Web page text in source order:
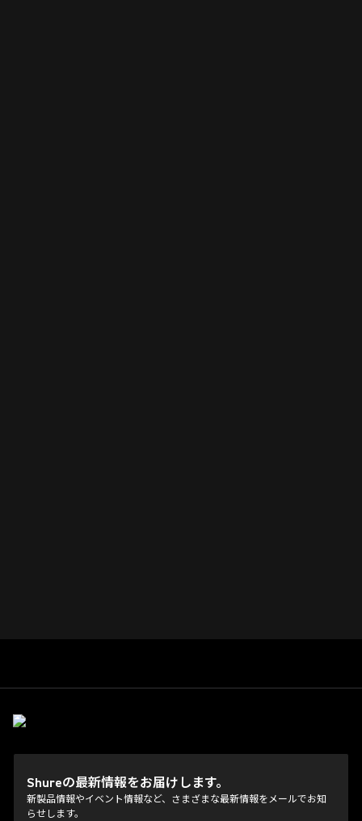
Shureの最新情報をお届けします。
新製品情報やイベント情報など、さまざまな最新情報をメールでお知
らせします。